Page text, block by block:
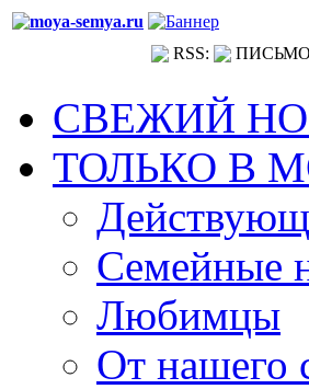
RSS:
СВЕЖИЙ
ТОЛЬКО В
Семейные
Любимцы
От нашего